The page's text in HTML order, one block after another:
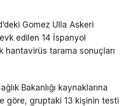
Gomez Ulla Askeri
edilen 14 İspanyol
hantavirüs tarama sonuçları
Bakanlığı kaynaklarına
göre, gruptaki 13 kişinin testi